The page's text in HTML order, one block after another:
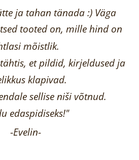
ja tahan tänada :) Väga
tooted on, mille hind on
mõistlik.
et pildid, kirjeldused ja
klapivad.
sellise niši võtnud.
edaspidiseks!"
-Evelin-